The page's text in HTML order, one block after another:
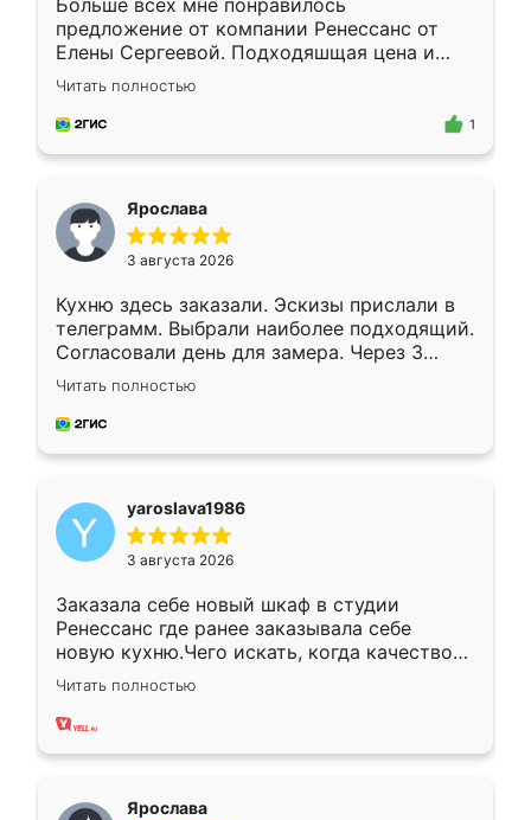
Больше всех мне понравилось
предложение от компании Ренессанс от
Елены Сергеевой. Подходяшщая цена и
короткие сроки изготовления. Приехавший
для замера сотрудник Владислав
предложил по моему эскизу самый
Читать полностью
1
Ярослава
3 августа 2026
Кухню здесь заказали. Эскизы прислали в
телеграмм. Выбрали наиболее подходящий.
Согласовали день для замера. Через 3
недели кухня была уже готова. Остались
довольны работой. Спасибо Ренессанс
мебель за качественную работу!
Читать полностью
yaroslava1986
3 августа 2026
Заказала себе новый шкаф в студии
Ренессанс где ранее заказывала себе
новую кухню.Чего искать, когда качеством
вполне довольна. Служит кухня уже почти
два года, нареканий нет.
Читать полностью
Ярослава